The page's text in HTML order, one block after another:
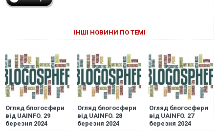
ІНШІ НОВИНИ ПО ТЕМІ
Огляд блогосфери
від UAINFO. 29
березня 2024
Огляд блогосфери
від UAINFO. 28
березня 2024
Огляд блогосфери
від UAINFO. 27
березня 2024